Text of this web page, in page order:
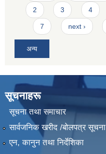
2 3 4
7 next ›
अन्य
सूचनाहरू
सूचना तथा समाचार
सार्वजनिक खरीद /बोलपत्र सूचना
एन, कानुन तथा निर्देशिका